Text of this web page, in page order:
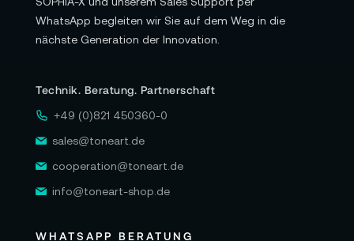
WhatsApp begleiten wir Sie auf dem Weg in die
nächste Generation der Innovation.
Technik. Beratung. Partnerschaft
+49 (0)821 450360-0
sales@toneart.de
cooperation@toneart.de
info@toneart-shop.de
WHATSAPP BERATUNG